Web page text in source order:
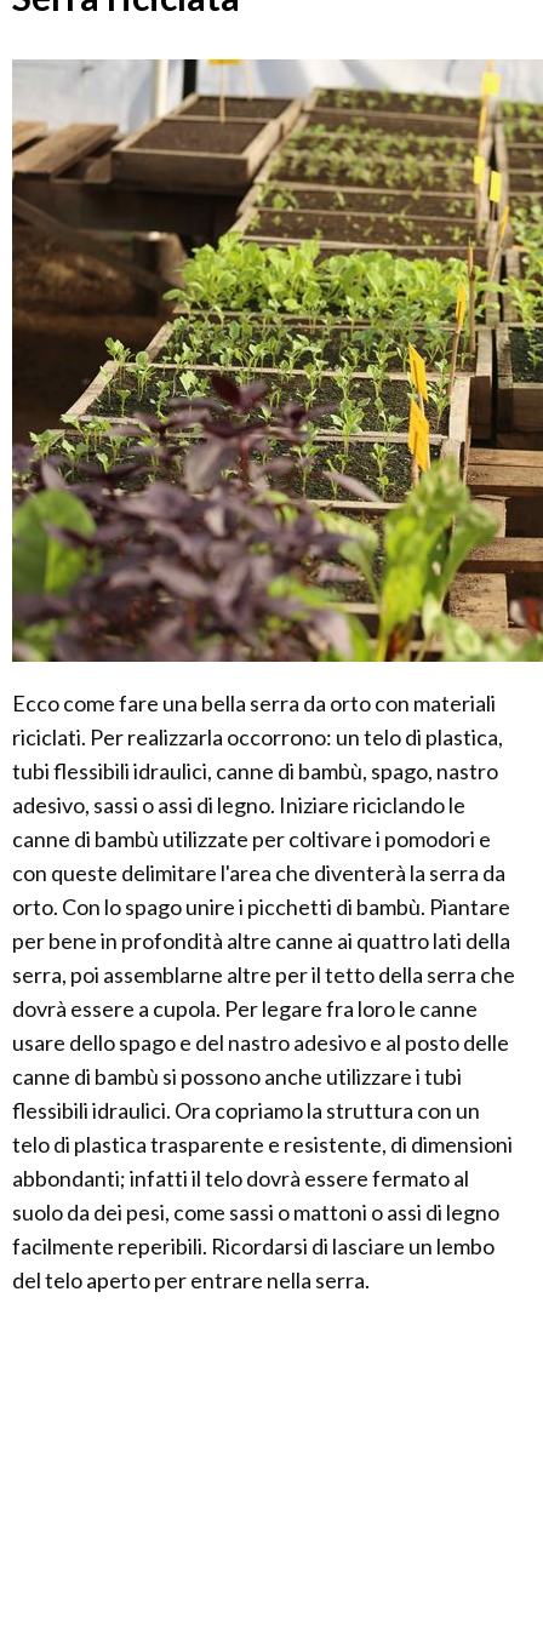
Ecco come fare una bella serra da orto con materiali
riciclati. Per realizzarla occorrono: un telo di plastica,
tubi flessibili idraulici, canne di bambù, spago, nastro
adesivo, sassi o assi di legno. Iniziare riciclando le
canne di bambù utilizzate per coltivare i pomodori e
con queste delimitare l'area che diventerà la serra da
orto. Con lo spago unire i picchetti di bambù. Piantare
per bene in profondità altre canne ai quattro lati della
serra, poi assemblarne altre per il tetto della serra che
dovrà essere a cupola. Per legare fra loro le canne
usare dello spago e del nastro adesivo e al posto delle
canne di bambù si possono anche utilizzare i tubi
flessibili idraulici. Ora copriamo la struttura con un
telo di plastica trasparente e resistente, di dimensioni
abbondanti; infatti il telo dovrà essere fermato al
suolo da dei pesi, come sassi o mattoni o assi di legno
facilmente reperibili. Ricordarsi di lasciare un lembo
del telo aperto per entrare nella serra.